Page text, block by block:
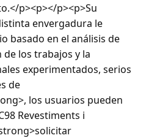
p><p></p><p>Su
envergadura le
basado en el análisis de
de los trabajos y la
experimentados, serios
de
los usuarios pueden
Revestiments i